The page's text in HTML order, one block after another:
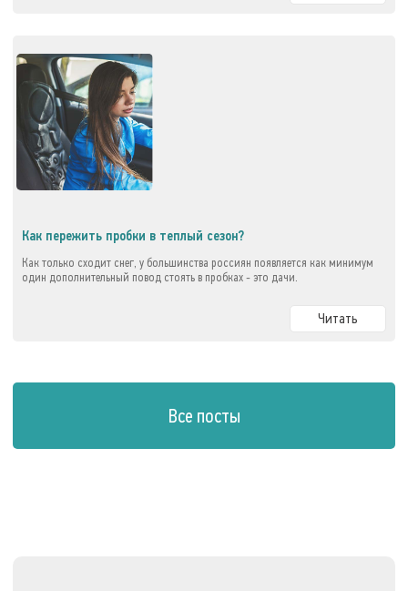
Как пережить пробки в теплый сезон?
Как только сходит снег, у большинства россиян появляется как минимум
один дополнительный повод стоять в пробках - это дачи.
Читать
Все посты